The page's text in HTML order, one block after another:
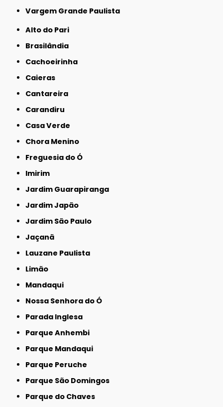
Vargem Grande Paulista
Alto do Pari
Brasilândia
Cachoeirinha
Caieras
Cantareira
Carandiru
Casa Verde
Chora Menino
Freguesia do Ó
Imirim
Jardim Guarapiranga
Jardim Japão
Jardim São Paulo
Jaçanã
Lauzane Paulista
Limão
Mandaqui
Nossa Senhora do Ó
Parada Inglesa
Parque Anhembi
Parque Mandaqui
Parque Peruche
Parque São Domingos
Parque do Chaves